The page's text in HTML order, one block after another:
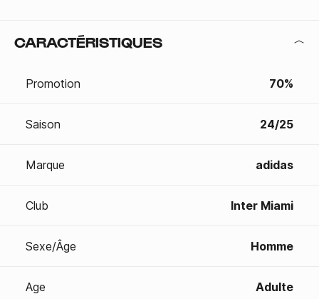
CARACTÉRISTIQUES
Promotion 70%
Saison 24/25
Marque adidas
Club Inter Miami
Sexe/Âge Homme
Age Adulte